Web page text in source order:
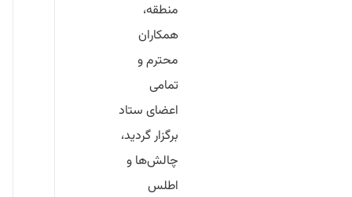
منطقه،
همکاران
محترم و
تمامی
اعضای ستاد
برگزار گردید،
چالش‌ها و
اطلس